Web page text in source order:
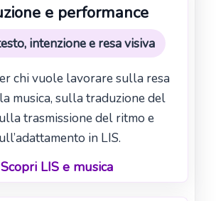
e performance
intenzione e resa visiva
chi vuole lavorare sulla resa
musica, sulla traduzione del
trasmissione del ritmo e
in LIS.
Scopri LIS e musica